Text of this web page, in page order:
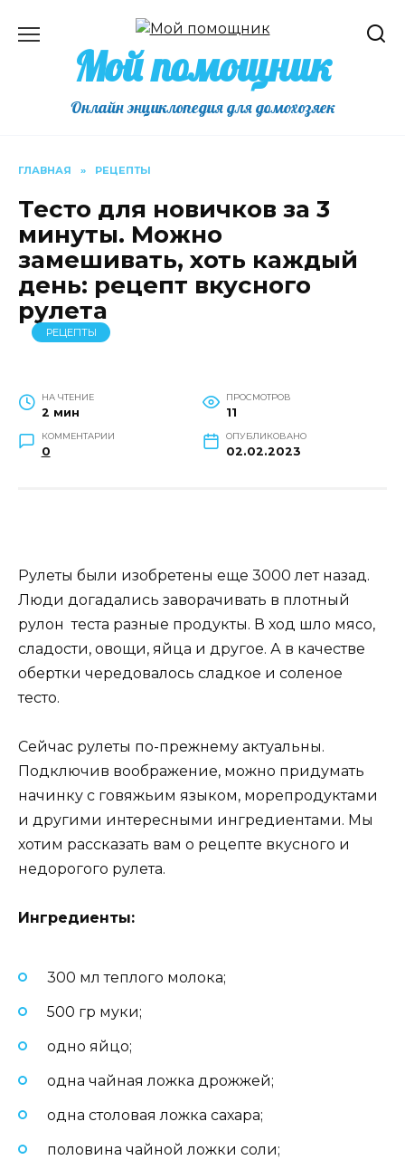
содержаниюМой помощник
Онлайн энциклопедия для домохозяек
ГЛАВНАЯ » РЕЦЕПТЫ
Тесто для новичков за 3
минуты. Можно
замешивать, хоть каждый
день: рецепт вкусного
рулета
РЕЦЕПТЫ
НА ЧТЕНИЕ
2 мин
ПРОСМОТРОВ
11
КОММЕНТАРИИ
0
ОПУБЛИКОВАНО
02.02.2023
Рулеты были изобретены еще 3000 лет назад.
Люди догадались заворачивать в плотный
рулон теста разные продукты. В ход шло мясо,
сладости, овощи, яйца и другое. А в качестве
обертки чередовалось сладкое и соленое
тесто.
Сейчас рулеты по-прежнему актуальны.
Подключив воображение, можно придумать
начинку с говяжьим языком, морепродуктами
и другими интересными ингредиентами. Мы
хотим рассказать вам о рецепте вкусного и
недорогого рулета.
Ингредиенты:
300 мл теплого молока;
500 гр муки;
одно яйцо;
одна чайная ложка дрожжей;
одна столовая ложка сахара;
половина чайной ложки соли;